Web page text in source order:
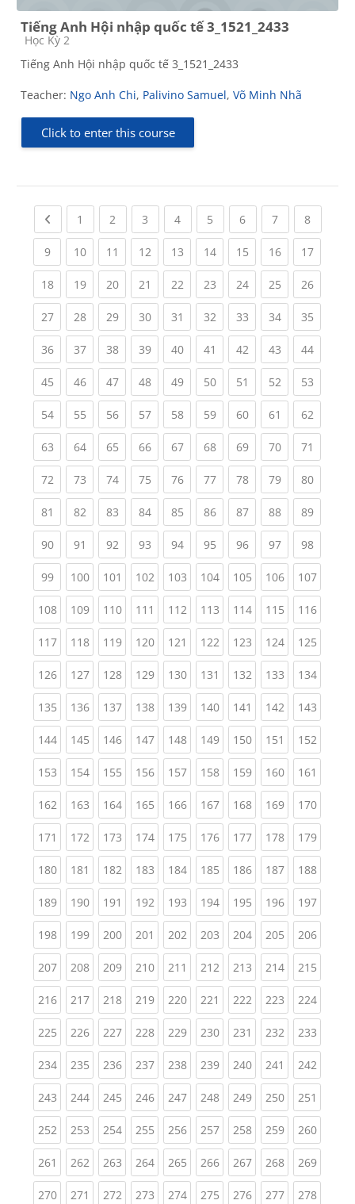
Tiếng Anh Hội nhập quốc tế 3_1521_2433
Course category
Học Kỳ 2
Tiếng Anh Hội nhập quốc tế 3_1521_2433
Teacher: Ngo Anh Chi, Palivino Samuel, Võ Minh Nhã
Click to enter this course
Previous page
1 (current)
2 (current)
3 (current)
4(current)
5 (current)
6(current)
7(current)
8(current)
9(current)
10(current)
11 (current)
12(current)
13(current)
14(current)
15(current)
16(current)
17
18(current)
19(current)
20(current)
21 (current)
22(current)
23(current)
24(current)
25(current)
26
27(current)
28(current)
29(current)
30(current)
31 (current)
32(current)
33(current)
34(current)
35
36(current)
37(current)
38(current)
39(current)
40(current)
41 (current)
42(current)
43(current)
44
45(current)
46(current)
47(current)
48(current)
49(current)
50(current)
51 (current)
52(current)
53
54(current)
55(current)
56(current)
57(current)
58(current)
59(current)
60(current)
61 (current)
62
63(current)
64(current)
65(current)
66(current)
67(current)
68(current)
69(current)
70(current)
71
72(current)
73(current)
74(current)
75(current)
76(current)
77(current)
78(current)
79(current)
80
81 (current)
82(current)
83(current)
84(current)
85(current)
86(current)
87(current)
88(current)
89
90(current)
91 (current)
92(current)
93(current)
94(current)
95(current)
96(current)
97(current)
98
99(current)
100(current)
101 (current)
102(current)
103(current)
104(current)
105(current)
106(current)
107
108(current)
109(current)
110(current)
111 (current)
112(current)
113(current)
114(current)
115(current)
116
117(current)
118(current)
119(current)
120(current)
121 (current)
122(current)
123(current)
124(current)
125
126(current)
127(current)
128(current)
129(current)
130(current)
131 (current)
132(current)
133(current)
134
135(current)
136(current)
137(current)
138(current)
139(current)
140(current)
141 (current)
142(current)
143
144(current)
145(current)
146(current)
147(current)
148(current)
149(current)
150(current)
151 (current)
152
153(current)
154(current)
155(current)
156(current)
157(current)
158(current)
159(current)
160(current)
161
162(current)
163(current)
164(current)
165(current)
166(current)
167(current)
168(current)
169(current)
170
171 (current)
172(current)
173(current)
174(current)
175(current)
176(current)
177(current)
178(current)
179
180(current)
181 (current)
182(current)
183(current)
184(current)
185(current)
186(current)
187(current)
188
189(current)
190(current)
191 (current)
192(current)
193(current)
194(current)
195(current)
196(current)
197
198(current)
199(current)
200(current)
201 (current)
202(current)
203(current)
204(current)
205(current)
206
207(current)
208(current)
209(current)
210(current)
211 (current)
212(current)
213(current)
214(current)
215
216(current)
217(current)
218(current)
219(current)
220(current)
221 (current)
222(current)
223(current)
224
225(current)
226(current)
227(current)
228(current)
229(current)
230(current)
231 (current)
232(current)
233
234(current)
235(current)
236(current)
237(current)
238(current)
239(current)
240(current)
241 (current)
242
243(current)
244(current)
245(current)
246(current)
247(current)
248(current)
249(current)
250(current)
251
252(current)
253(current)
254(current)
255(current)
256(current)
257(current)
258(current)
259(current)
260
261 (current)
262(current)
263(current)
264(current)
265(current)
266(current)
267(current)
268(current)
269
270(current)
271 (current)
272(current)
273(current)
274(current)
275(current)
276(current)
277(current)
278